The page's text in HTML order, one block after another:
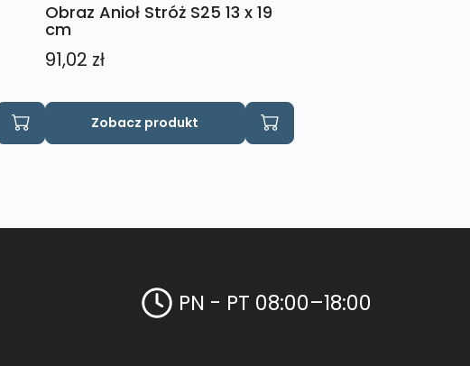
Obraz Anioł Stróż S25 13 x 19
cm
91,02 zł
Zobacz produkt
PN - PT 08:00–18:00